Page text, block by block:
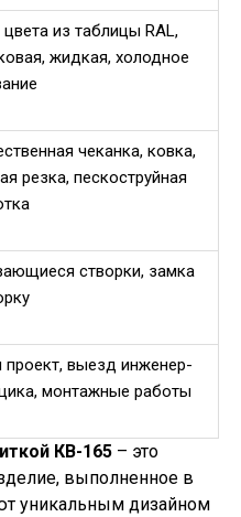
из таблицы RAL,
жидкая, холодное
чеканка, ковка,
резка, пескоструйная
створки, замка
проект, выезд инженер-
монтажные работы
КВ-165 – это
выполненное в
уникальным дизайном